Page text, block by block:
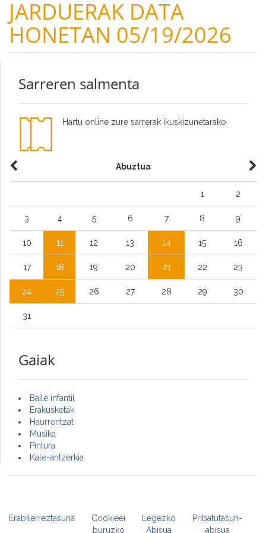
JARDUERAK DATA
HONETAN 05/19/2026
Sarreren salmenta
Hartu online zure sarrerak ikuskizunetarako
Abuztua
1 2
3 4 5 6 7 8 9
10 11 12 13 14 15 16
17 18 19 20 21 22 23
24 25 26 27 28 29 30
31
Gaiak
Baile infantil
Erakusketak
Haurrentzat
Musika
Pintura
Kale-antzerkia
Erabilerreztasuna
Cookieei
buruzko
Legezko
Abisua
Pribatutasun-
abisua